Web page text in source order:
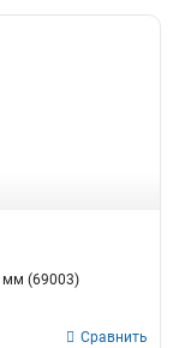
(69003)
Сравнить